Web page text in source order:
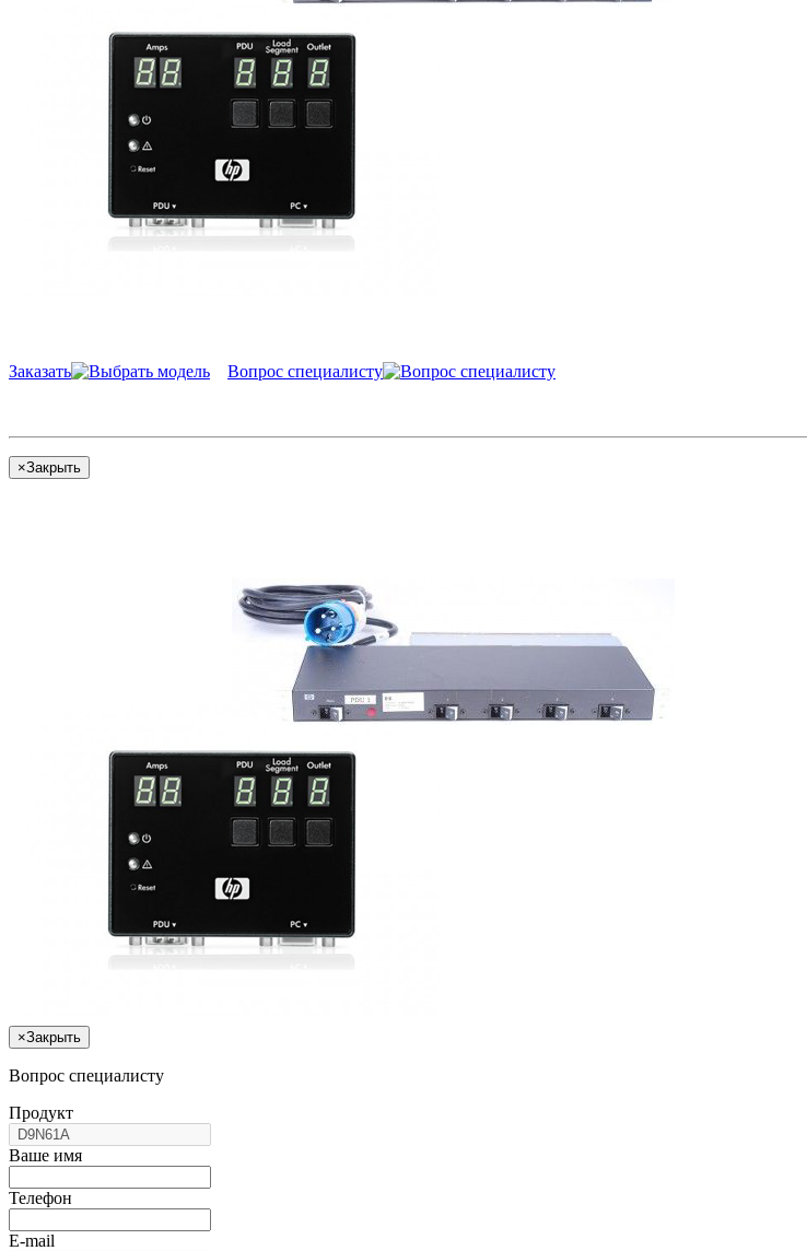
Заказать Вопрос специалисту
×Закрыть
×Закрыть
Вопрос специалисту
Продукт
Ваше имя
Телефон
E-mail